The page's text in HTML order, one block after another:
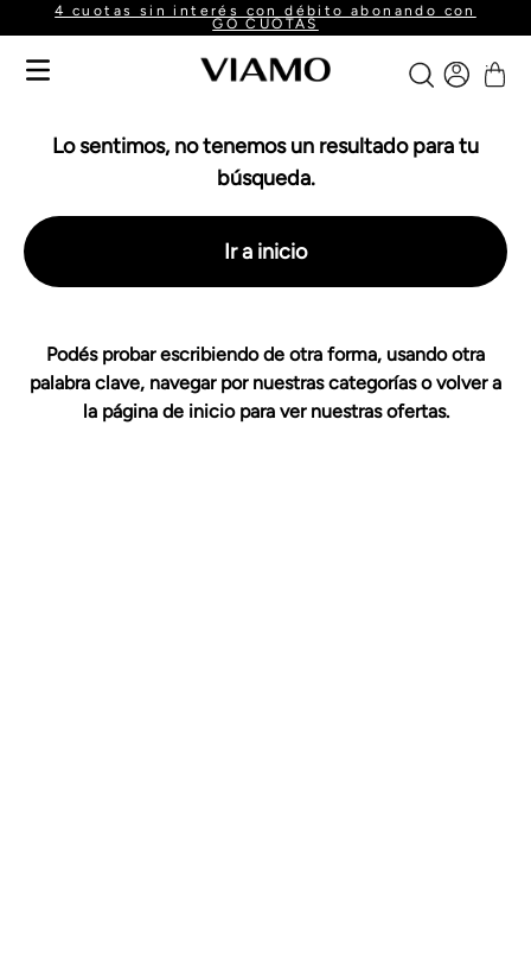
4 cuotas sin interés con débito abonando con
GO CUOTAS
Lo sentimos, no tenemos un resultado para tu
búsqueda.
Ir a inicio
Podés probar escribiendo de otra forma, usando otra
palabra clave, navegar por nuestras categorías o volver a
la página de inicio para ver nuestras ofertas.